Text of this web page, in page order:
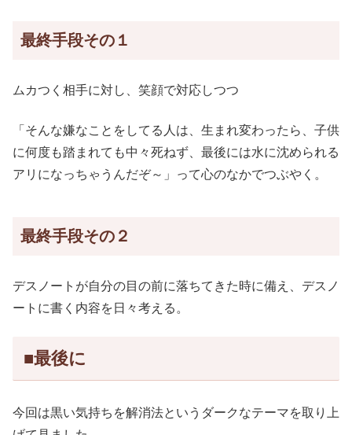
最終手段その１
ムカつく相手に対し、笑顔で対応しつつ
「そんな嫌なことをしてる人は、生まれ変わったら、子供
に何度も踏まれても中々死ねず、最後には水に沈められる
アリになっちゃうんだぞ～」って心のなかでつぶやく。
最終手段その２
デスノートが自分の目の前に落ちてきた時に備え、デスノ
ートに書く内容を日々考える。
■最後に
今回は黒い気持ちを解消法というダークなテーマを取り上